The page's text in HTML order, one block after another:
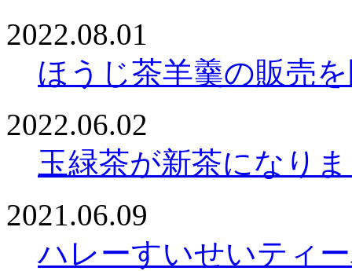
2022.08.01
ほうじ茶羊羹の販売
2022.06.02
玉緑茶が新茶になり
2021.06.09
ハレーすいせいティ